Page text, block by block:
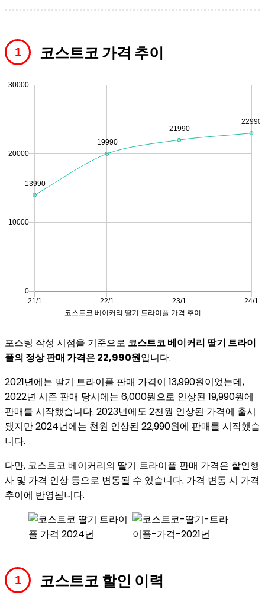
코스트코 가격 추이
포스팅 작성 시점을 기준으로 코스트코 베이커리 딸기 트라이
플의 정상 판매 가격은 22,990원입니다.
2021년에는 딸기 트라이플 판매 가격이 13,990원이었는데,
2022년 시즌 판매 당시에는 6,000원으로 인상된 19,990원에
판매를 시작했습니다. 2023년에도 2천원 인상된 가격에 출시
됐지만 2024년에는 천원 인상된 22,990원에 판매를 시작했습
니다.
다만, 코스트코 베이커리의 딸기 트라이플 판매 가격은 할인행
사 및 가격 인상 등으로 변동될 수 있습니다. 가격 변동 시 가격
추이에 반영됩니다.
코스트코 할인 이력